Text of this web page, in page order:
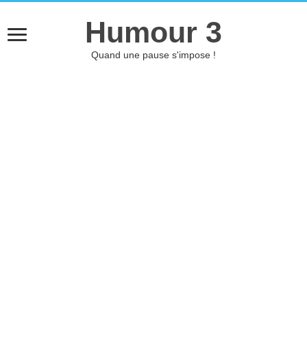
Humour 3
Quand une pause s'impose !